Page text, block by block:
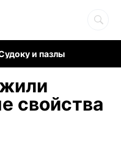
и пазлы
свойства